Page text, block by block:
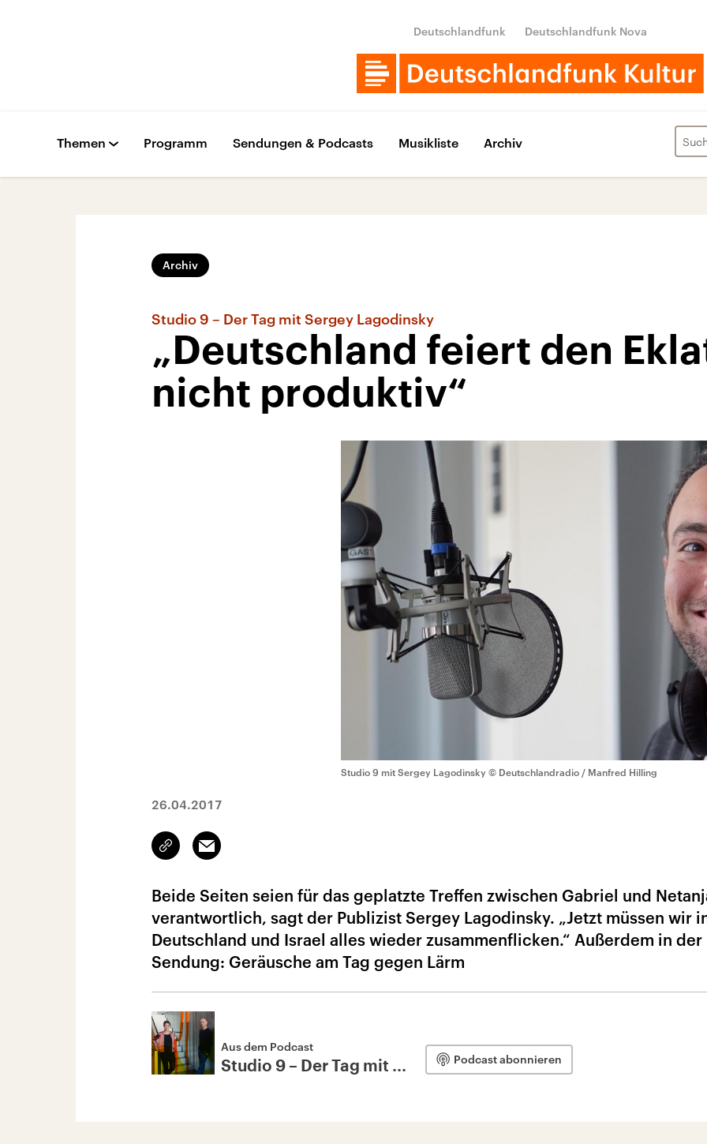
Deutschlandfunk Deutschlandfunk Nova
Themen Programm Sendungen & Podcasts Musikliste Archiv
Archiv
Studio 9 – Der Tag mit Sergey Lagodinsky
„Deutschland feiert den
nicht produktiv“
Studio 9 mit Sergey Lagodinsky © Deutschlandradio / Manfred Hilling
26.04.2017
Link
kopieren/teilen
Email
Beide Seiten seien für das geplatzte Treffen zwischen Gabriel und
verantwortlich, sagt der Publizist Sergey Lagodinsky. „Jetzt müssen wir
Deutschland und Israel alles wieder zusammenflicken.“ Außerdem in der
Sendung: Geräusche am Tag gegen Lärm
Aus dem Podcast
Studio 9 – Der Tag mit ... Podcast abonnieren